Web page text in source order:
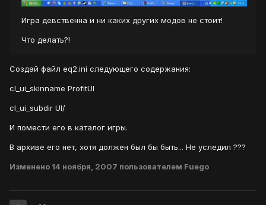
Игра девственна и ни каких других модов не стоит!
Что делать?!
Создай файл eq2.ini следующего содержания:
cl_ui_skinname ProfitUI
cl_ui_subdir UI/
И помести его в каталог игры.
В архиве его нет, хотя должен был бы быть... Не уследил ???
Изменено 14 ноября, 2007 пользователем Fuego